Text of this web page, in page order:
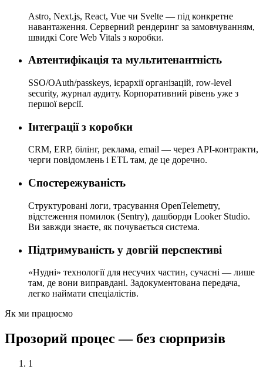
Astro, Next.js, React, Vue чи Svelte — під конкретне
навантаження. Серверний рендеринг за замовчуванням,
швидкі Core Web Vitals з коробки.
Автентифікація та мультитенантність
SSO/OAuth/passkeys, ієрархії організацій, row-level
security, журнал аудиту. Корпоративний рівень уже з
першої версії.
Інтеграції з коробки
CRM, ERP, білінг, реклама, email — через API-контракти,
черги повідомлень і ETL там, де це доречно.
Спостережуваність
Структуровані логи, трасування OpenTelemetry,
відстеження помилок (Sentry), дашборди Looker Studio.
Ви завжди знаєте, як почувається система.
Підтримуваність у довгій перспективі
«Нудні» технології для несучих частин, сучасні — лише
там, де вони виправдані. Задокументована передача,
легко наймати спеціалістів.
Як ми працюємо
Прозорий процес — без сюрпризів
1